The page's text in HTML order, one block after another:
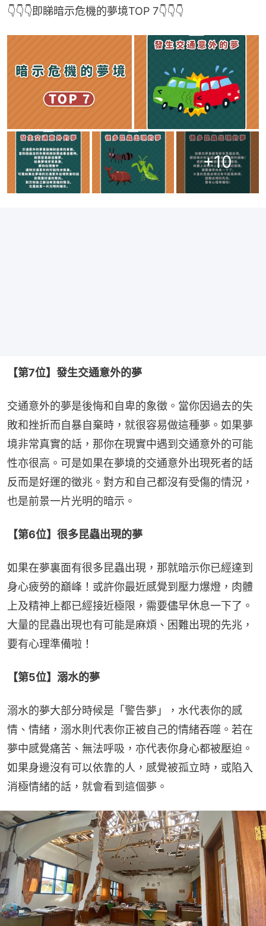
👇👇👇即睇暗示危機的夢境TOP 7👇👇👇
+10
【第7位】發生交通意外的夢
交通意外的夢是後悔和自卑的象徵。當你因過去的失
敗和挫折而自暴自棄時，就很容易做這種夢。如果夢
境非常真實的話，那你在現實中遇到交通意外的可能
性亦很高。可是如果在夢境的交通意外出現死者的話
反而是好運的徵兆。對方和自己都沒有受傷的情況，
也是前景一片光明的暗示。
【第6位】很多昆蟲出現的夢
如果在夢裏面有很多昆蟲出現，那就暗示你已經達到
身心疲勞的巔峰！或許你最近感覺到壓力爆燈，肉體
上及精神上都已經接近極限，需要儘早休息一下了。
大量的昆蟲出現也有可能是麻煩、困難出現的先兆，
要有心理準備啦！
【第5位】溺水的夢
溺水的夢大部分時候是「警告夢」，水代表你的感
情、情緒，溺水則代表你正被自己的情緒吞噬。若在
夢中感覺痛苦、無法呼吸，亦代表你身心都被壓迫。
如果身邊沒有可以依靠的人，感覺被孤立時，或陷入
消極情緒的話，就會看到這個夢。